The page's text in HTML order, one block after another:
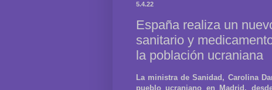
5.4.22
España realiza un
sanitario y
la población ucraniana
La ministra de Sanidad, Carolina
pueblo ucraniano en Madrid,